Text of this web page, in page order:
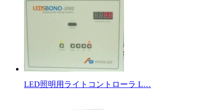
LED照明用ライトコントローラ L…